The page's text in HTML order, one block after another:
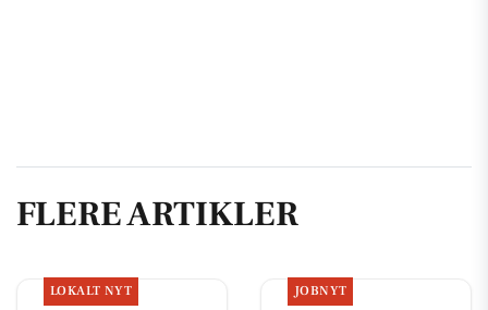
FLERE ARTIKLER
LOKALT NYT JOBNYT